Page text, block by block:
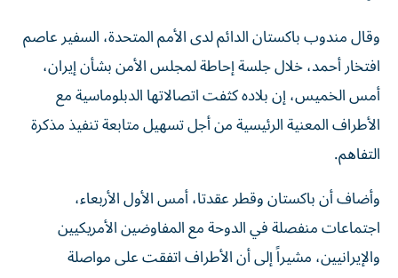
وقال مندوب باكستان الدائم لدى الأمم المتحدة، السفير عاصم
افتخار أحمد، خلال جلسة إحاطة لمجلس الأمن بشأن إيران،
أمس الخميس، إن بلاده كثفت اتصالاتها الدبلوماسية مع
الأطراف المعنية الرئيسية من أجل تسهيل متابعة تنفيذ مذكرة
التفاهم.
وأضاف أن باكستان وقطر عقدتا، أمس الأول الأربعاء،
اجتماعات منفصلة في الدوحة مع المفاوضين الأمريكيين
والإيرانيين، مشيراً إلى أن الأطراف اتفقت على مواصلة